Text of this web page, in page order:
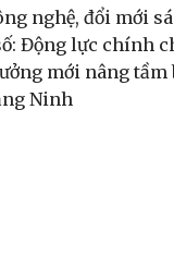
nghệ, đổi mới
Động lực chính
mới nâng tầm
Ninh